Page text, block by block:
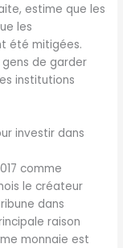
estime que les
les
été mitigées.
gens de garder
institutions
investir dans
comme
le créateur
dans
raison
monnaie est